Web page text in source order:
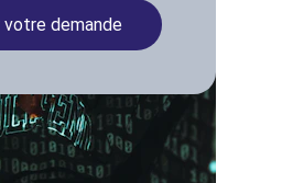
votre demande